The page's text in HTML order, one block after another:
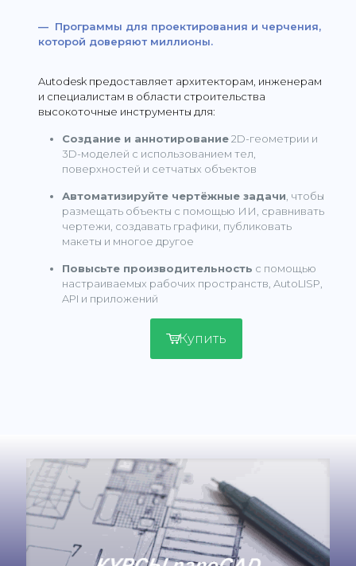
— Программы для проектирования и черчения,
которой доверяют миллионы.
Autodesk предоставляет архитекторам, инженерам
и специалистам в области строительства
высокоточные инструменты для:
Создание и аннотирование2D-геометрии и
3D-моделей с использованием тел,
поверхностей и сетчатых объектов
Автоматизируйте чертёжные задачи, чтобы
размещать объекты с помощью ИИ, сравнивать
чертежи, создавать графики, публиковать
макеты и многое другое
Повысьте производительность с помощью
настраиваемых рабочих пространств, AutoLISP,
API и приложений
Купить